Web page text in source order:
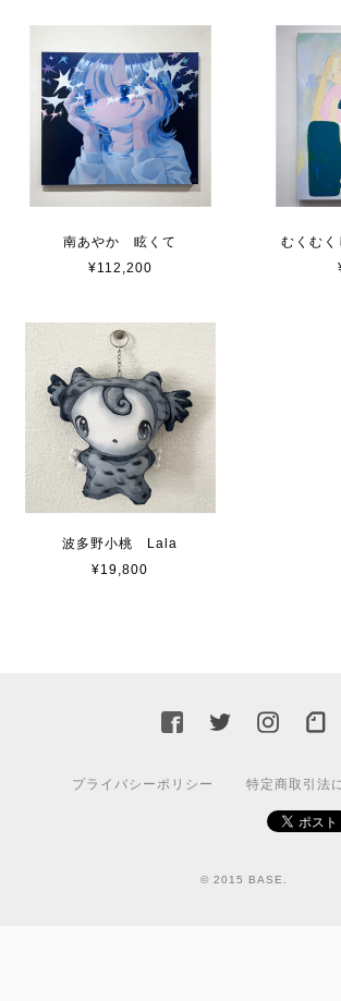
南あやか 眩くて
¥112,200
むくむ
波多野小桃 Lala
¥19,800
プライバシーポリシー 特定商取引法
© 2015 BASE.